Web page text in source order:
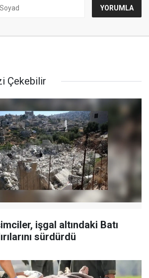
Çekebilir
işgal altındaki Batı
sürdürdü